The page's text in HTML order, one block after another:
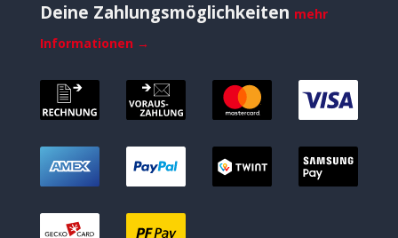
Deine Zahlungsmöglichkeiten mehr
Informationen →